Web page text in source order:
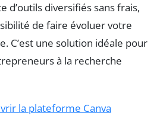
d’outils diversifiés sans frais,
de faire évoluer votre
C’est une solution idéale pour
à la recherche
la plateforme Canva